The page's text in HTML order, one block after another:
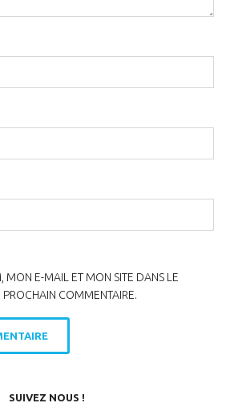
MON E-MAIL ET MON SITE DANS LE
COMMENTAIRE.
SUIVEZ NOUS !